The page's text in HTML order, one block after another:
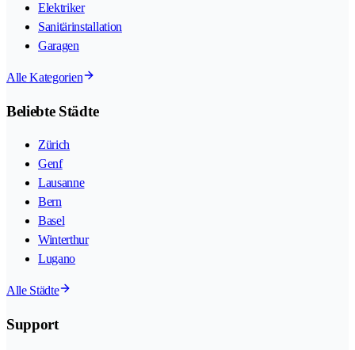
Elektriker
Sanitärinstallation
Garagen
Alle Kategorien
Beliebte Städte
Zürich
Genf
Lausanne
Bern
Basel
Winterthur
Lugano
Alle Städte
Support